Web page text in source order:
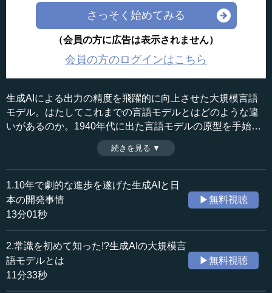
さっそく始めてみる
（会員の方に広告は表示されません）
会員の方のログインはこちら
生成AIによる出力の精度を飛躍的に向上させた大規模言語
モデル。はたしてこれまでの言語モデルとはどのような違
いがあるのか。1940年代に出た言語モデルの原型を手始め
にその仕組みを解説しながら、大規模言語モデルの画期性
を解き明かす。キーワードは「自己教師あり学習」だ。
（全6話中第3話）
※インタビュアー：川上達史（テンミニッツTV編集長）
収録日：2024年4月16日
追加日：2024年7月23日
カテゴリー：
科学技術
≪全文≫
●単語の出現確率から文章を生成した初期の言語モデ
ル
続きを見る ▼
1.10年で劇的な進歩を遂げた生成AIと日
本の開発事情
13分01秒
▶無料視聴
2.常識を初めて知った!?生成AIの大規模言
語モデルとは
11分33秒
▶無料視聴